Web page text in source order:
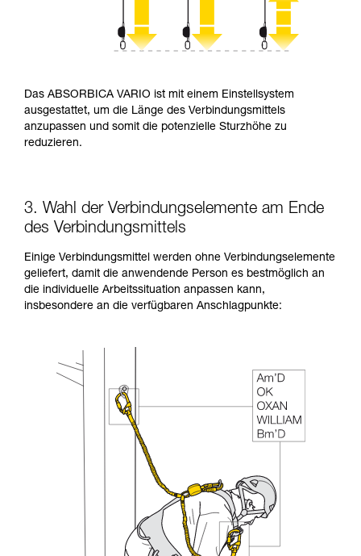
Das ABSORBICA VARIO ist mit einem Einstellsystem
ausgestattet, um die Länge des Verbindungsmittels
anzupassen und somit die potenzielle Sturzhöhe zu
reduzieren.
3. Wahl der Verbindungselemente am Ende
des Verbindungsmittels
Einige Verbindungsmittel werden ohne Verbindungselemente
geliefert, damit die anwendende Person es bestmöglich an
die individuelle Arbeitssituation anpassen kann,
insbesondere an die verfügbaren Anschlagpunkte: